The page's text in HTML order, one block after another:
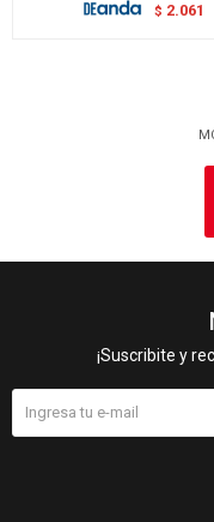
$ 2.061
¡Suscribite y